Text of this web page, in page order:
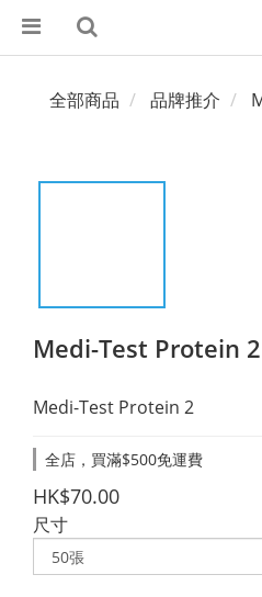
全部商品 品牌推介
Medi-Test Protein 2
Medi-Test Protein 2
全店，買滿$500免運費
HK$70.00
尺寸